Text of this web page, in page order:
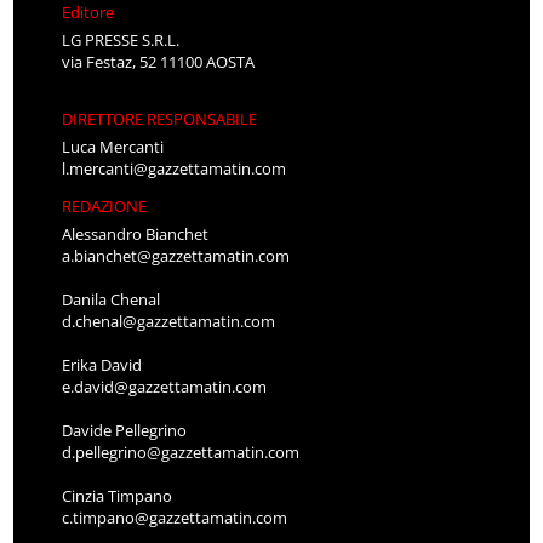
Editore
LG PRESSE S.R.L.
via Festaz, 52 11100 AOSTA
DIRETTORE RESPONSABILE
Luca Mercanti
l.mercanti@gazzettamatin.com
REDAZIONE
Alessandro Bianchet
a.bianchet@gazzettamatin.com
Danila Chenal
d.chenal@gazzettamatin.com
Erika David
e.david@gazzettamatin.com
Davide Pellegrino
d.pellegrino@gazzettamatin.com
Cinzia Timpano
c.timpano@gazzettamatin.com